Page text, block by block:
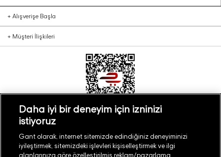
+ Alışverişe Başla
+ Müşteri İlişkileri
Türkiye Mağaza Bul
Daha iyi bir deneyim için izninizi
istiyoruz
Gant olarak, internet sitemizde edindiğiniz deneyiminizi
iyileştirmek, sitemizdeki işlevleri kişiselleştirmek ve ilgi
alanlarınıza göre özelleştirilmiş reklam/pazarlama